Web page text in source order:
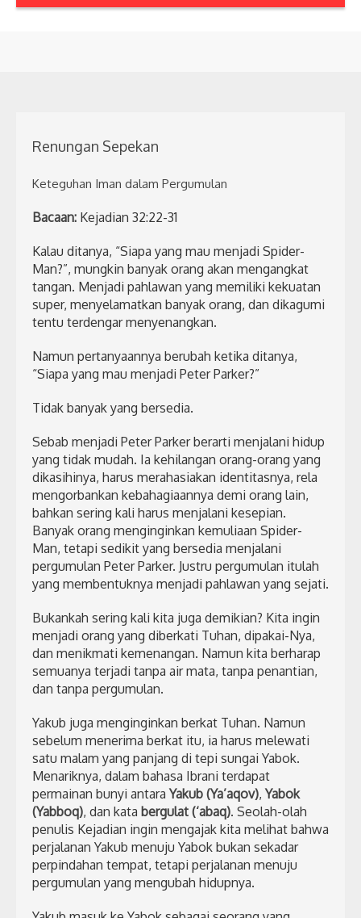
Renungan Sepekan
Keteguhan Iman dalam Pergumulan
Bacaan: Kejadian 32:22-31
Kalau ditanya, “Siapa yang mau menjadi Spider-
Man?”, mungkin banyak orang akan mengangkat
tangan. Menjadi pahlawan yang memiliki kekuatan
super, menyelamatkan banyak orang, dan dikagumi
tentu terdengar menyenangkan.
Namun pertanyaannya berubah ketika ditanya,
“Siapa yang mau menjadi Peter Parker?”
Tidak banyak yang bersedia.
Sebab menjadi Peter Parker berarti menjalani hidup
yang tidak mudah. Ia kehilangan orang-orang yang
dikasihinya, harus merahasiakan identitasnya, rela
mengorbankan kebahagiaannya demi orang lain,
bahkan sering kali harus menjalani kesepian.
Banyak orang menginginkan kemuliaan Spider-
Man, tetapi sedikit yang bersedia menjalani
pergumulan Peter Parker. Justru pergumulan itulah
yang membentuknya menjadi pahlawan yang sejati.
Bukankah sering kali kita juga demikian? Kita ingin
menjadi orang yang diberkati Tuhan, dipakai-Nya,
dan menikmati kemenangan. Namun kita berharap
semuanya terjadi tanpa air mata, tanpa penantian,
dan tanpa pergumulan.
Yakub juga menginginkan berkat Tuhan. Namun
sebelum menerima berkat itu, ia harus melewati
satu malam yang panjang di tepi sungai Yabok.
Menariknya, dalam bahasa Ibrani terdapat
permainan bunyi antaraYakub (Ya’aqov),Yabok
(Yabboq), dan kata bergulat (‘abaq). Seolah-olah
penulis Kejadian ingin mengajak kita melihat bahwa
perjalanan Yakub menuju Yabok bukan sekadar
perpindahan tempat, tetapi perjalanan menuju
pergumulan yang mengubah hidupnya.